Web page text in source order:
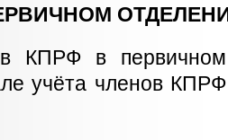
КПРФ в первичном
учёта членов